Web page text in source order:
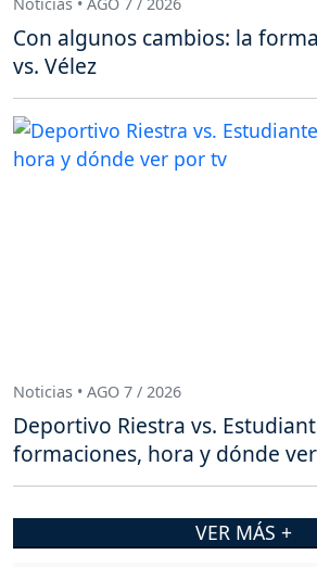
Con algunos cambios: la
vs. Vélez
Noticias • AGO 7 / 2026
Deportivo Riestra vs.
formaciones, hora y dónde
VER MÁS +